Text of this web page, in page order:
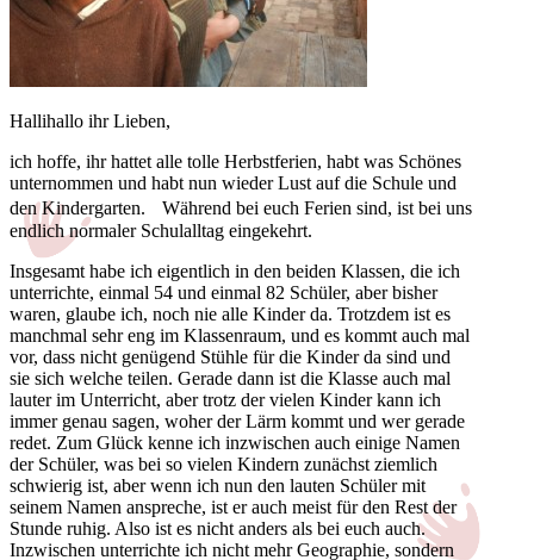
Hallihallo ihr Lieben,
ich hoffe, ihr hattet alle tolle Herbstferien, habt was Schönes
unternommen und habt nun wieder Lust auf die Schule und
den Kindergarten. Während bei euch Ferien sind, ist bei uns
endlich normaler Schulalltag eingekehrt.
Insgesamt habe ich eigentlich in den beiden Klassen, die ich
unterrichte, einmal 54 und einmal 82 Schüler, aber bisher
waren, glaube ich, noch nie alle Kinder da. Trotzdem ist es
manchmal sehr eng im Klassenraum, und es kommt auch mal
vor, dass nicht genügend Stühle für die Kinder da sind und
sie sich welche teilen. Gerade dann ist die Klasse auch mal
lauter im Unterricht, aber trotz der vielen Kinder kann ich
immer genau sagen, woher der Lärm kommt und wer gerade
redet. Zum Glück kenne ich inzwischen auch einige Namen
der Schüler, was bei so vielen Kindern zunächst ziemlich
schwierig ist, aber wenn ich nun den lauten Schüler mit
seinem Namen anspreche, ist er auch meist für den Rest der
Stunde ruhig. Also ist es nicht anders als bei euch auch.
Inzwischen unterrichte ich nicht mehr Geographie, sondern